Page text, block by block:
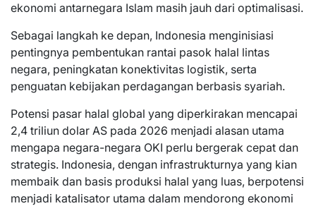
ekonomi antarnegara Islam masih jauh dari optimalisasi.
Sebagai langkah ke depan, Indonesia menginisiasi
pentingnya pembentukan rantai pasok halal lintas
negara, peningkatan konektivitas logistik, serta
penguatan kebijakan perdagangan berbasis syariah.
Potensi pasar halal global yang diperkirakan mencapai
2,4 triliun dolar AS pada 2026 menjadi alasan utama
mengapa negara-negara OKI perlu bergerak cepat dan
strategis. Indonesia, dengan infrastrukturnya yang kian
membaik dan basis produksi halal yang luas, berpotensi
menjadi katalisator utama dalam mendorong ekonomi